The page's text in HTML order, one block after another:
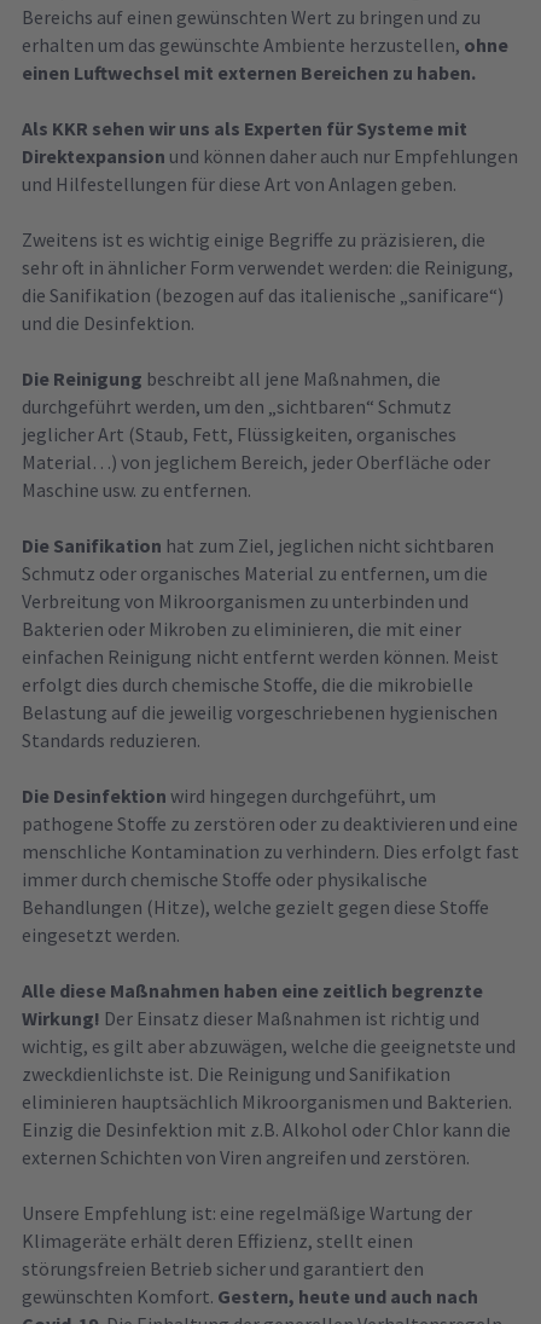
Bereichs auf einen gewünschten Wert zu bringen und zu
erhalten um das gewünschte Ambiente herzustellen, ohne
einen Luftwechsel mit externen Bereichen zu haben.
Als KKR sehen wir uns als Experten für Systeme mit
Direktexpansion und können daher auch nur Empfehlungen
und Hilfestellungen für diese Art von Anlagen geben.
Zweitens ist es wichtig einige Begriffe zu präzisieren, die
sehr oft in ähnlicher Form verwendet werden: die Reinigung,
die Sanifikation (bezogen auf das italienische „sanificare“)
und die Desinfektion.
Die Reinigung beschreibt all jene Maßnahmen, die
durchgeführt werden, um den „sichtbaren“ Schmutz
jeglicher Art (Staub, Fett, Flüssigkeiten, organisches
Material…) von jeglichem Bereich, jeder Oberfläche oder
Maschine usw. zu entfernen.
Die Sanifikation hat zum Ziel, jeglichen nicht sichtbaren
Schmutz oder organisches Material zu entfernen, um die
Verbreitung von Mikroorganismen zu unterbinden und
Bakterien oder Mikroben zu eliminieren, die mit einer
einfachen Reinigung nicht entfernt werden können. Meist
erfolgt dies durch chemische Stoffe, die die mikrobielle
Belastung auf die jeweilig vorgeschriebenen hygienischen
Standards reduzieren.
Die Desinfektion wird hingegen durchgeführt, um
pathogene Stoffe zu zerstören oder zu deaktivieren und eine
menschliche Kontamination zu verhindern. Dies erfolgt fast
immer durch chemische Stoffe oder physikalische
Behandlungen (Hitze), welche gezielt gegen diese Stoffe
eingesetzt werden.
Alle diese Maßnahmen haben eine zeitlich begrenzte
Wirkung! Der Einsatz dieser Maßnahmen ist richtig und
wichtig, es gilt aber abzuwägen, welche die geeignetste und
zweckdienlichste ist. Die Reinigung und Sanifikation
eliminieren hauptsächlich Mikroorganismen und Bakterien.
Einzig die Desinfektion mit z.B. Alkohol oder Chlor kann die
externen Schichten von Viren angreifen und zerstören.
Unsere Empfehlung ist: eine regelmäßige Wartung der
Klimageräte erhält deren Effizienz, stellt einen
störungsfreien Betrieb sicher und garantiert den
gewünschten Komfort. Gestern, heute und auch nach